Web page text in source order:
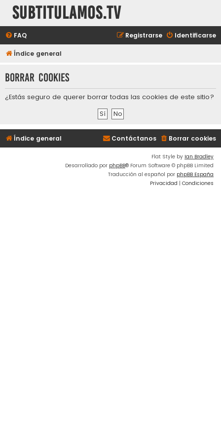
subtitulamos.tv
FAQ Identificarse
Registrarse
Índice general
Borrar cookies
¿Estás seguro de querer borrar todas las cookies de este sitio?
Índice general Borrar cookies
Contáctanos
Flat Style by Ian Bradley
Desarrollado por phpBB® Forum Software © phpBB Limited
Traducción al español por phpBB España
Privacidad | Condiciones